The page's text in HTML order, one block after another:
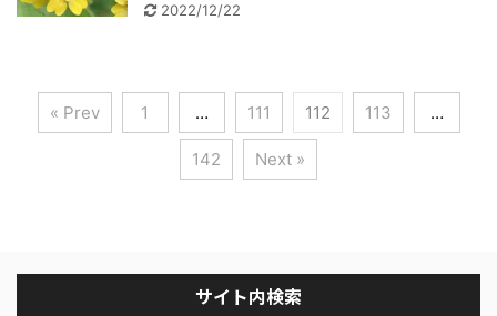
2022/12/22
« Prev 1 … 111 112 113 …
142 Next »
サイト内検索